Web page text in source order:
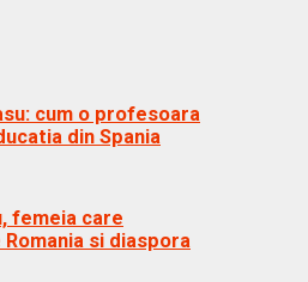
cum o profesoara
din Spania
femeia care
si diaspora